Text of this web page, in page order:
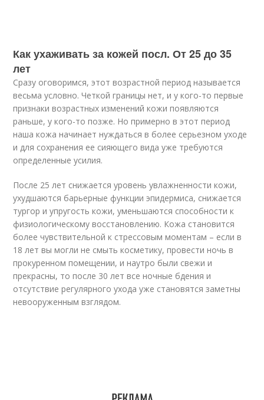
Как ухаживать за кожей посл. От 25 до 35
лет
Сразу оговоримся, этот возрастной период называется
весьма условно. Четкой границы нет, и у кого-то первые
признаки возрастных изменений кожи появляются
раньше, у кого-то позже. Но примерно в этот период
наша кожа начинает нуждаться в более серьезном уходе
и для сохранения ее сияющего вида уже требуются
определенные усилия.
После 25 лет снижается уровень увлажненности кожи,
ухудшаются барьерные функции эпидермиса, снижается
тургор и упругость кожи, уменьшаются способности к
физиологическому восстановлению. Кожа становится
более чувствительной к стрессовым моментам – если в
18 лет вы могли не смыть косметику, провести ночь в
прокуренном помещении, и наутро были свежи и
прекрасны, то после 30 лет все ночные бдения и
отсутствие регулярного ухода уже становятся заметны
невооруженным взглядом.